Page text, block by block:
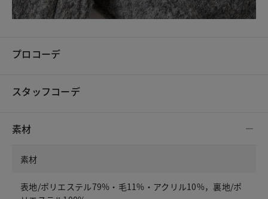
プロコーデ
スタッフコーデ
素材
素材
表地/ポリエステル79%・毛11%・アクリル10%，裏地/ポ